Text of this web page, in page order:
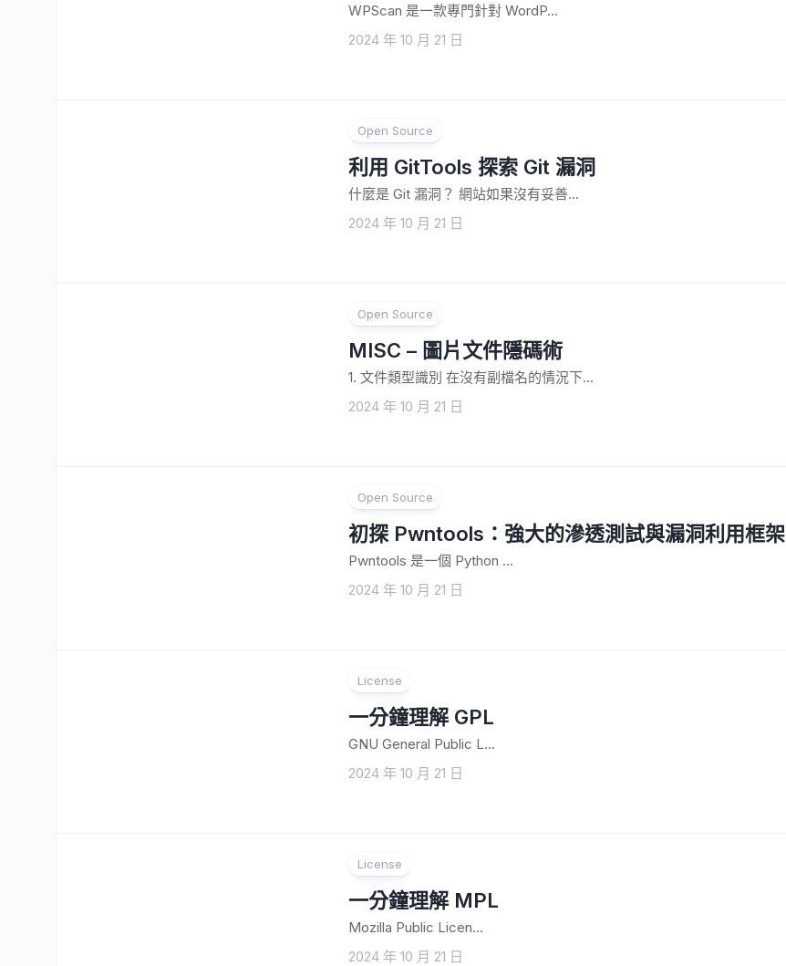
WPScan 是一款專門針對 WordP...
2024 年 10 月 21 日
Open Source
利用 GitTools 探索 Git 漏洞
什麼是 Git 漏洞？ 網站如果沒有妥善...
2024 年 10 月 21 日
Open Source
MISC – 圖片文件隱碼術
1. 文件類型識別 在沒有副檔名的情況下...
2024 年 10 月 21 日
Open Source
初探 Pwntools：強大的滲透測試與漏洞利用框架
Pwntools 是一個 Python ...
2024 年 10 月 21 日
License
一分鐘理解 GPL
GNU General Public L...
2024 年 10 月 21 日
License
一分鐘理解 MPL
Mozilla Public Licen...
2024 年 10 月 21 日